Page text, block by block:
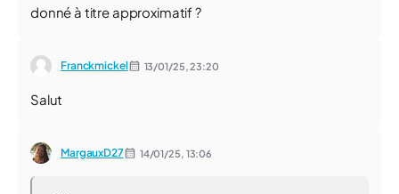
donné à titre approximatif ?
Franckmickel 13/01/25,23:20
Salut
MargauxD27 14/01/25, 13:06